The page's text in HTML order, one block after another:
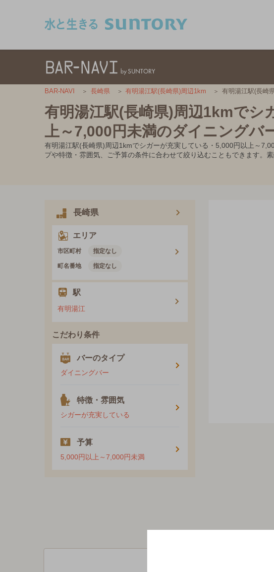
BAR-NAVI 長崎県 有明湯江駅(長崎県)周辺1km 有明湯江駅(長崎
有明湯江駅(長崎県)周辺1kmでシ
上～7,000円未満のダイニングバ
有明湯江駅(長崎県)周辺1kmでシガーが充実している・5,000円以上～
プや特徴・雰囲気、ご予算の条件に合わせて絞り込むこともできます。
長崎県
エリア
市区町村 指定なし
町名番地 指定なし
駅
有明湯江
こだわり条件
バーのタイプ
ダイニングバー
特徴・雰囲気
シガーが充実している
予算
5,000円以上～7,000円未満